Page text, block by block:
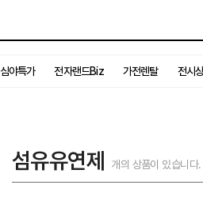
심야특가 전자랜드Biz 가전렌탈 전시
섬유유연제 개의 상품이 있습니다.